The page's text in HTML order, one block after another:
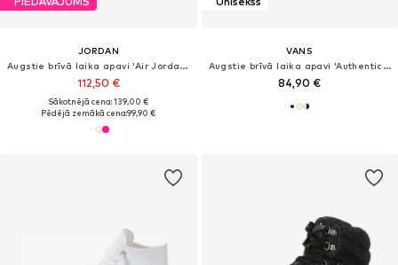
JORDAN
Augstie brīvā laika apavi 'Air Jordan 1'
112,50 €
Sākotnējā cena: 139,00 €
Pēdējā zemākā cena:99,90 €
VANS
Augstie brīvā laika apavi 'Authentic 2.0'
84,90 €